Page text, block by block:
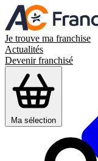
Je trouve ma franchise
Actualités
Devenir franchisé
Ma sélection